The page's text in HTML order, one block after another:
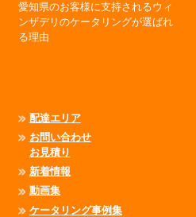
愛知県のお客様に支持されるウィ
ンザデリのケータリングが選ばれ
る理由
配達エリア
お問い合わせ
お見積り
新着情報
動画集
ケータリング事例集